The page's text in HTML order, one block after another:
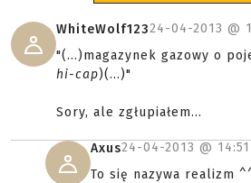
WhiteWolf12324-04-2013 @
"(...)magazynek gazowy o
hi-cap)(...)"
Sory, ale zgłupiałem...
Axus24-04-2013 @ 14:51
To się nazywa realizm